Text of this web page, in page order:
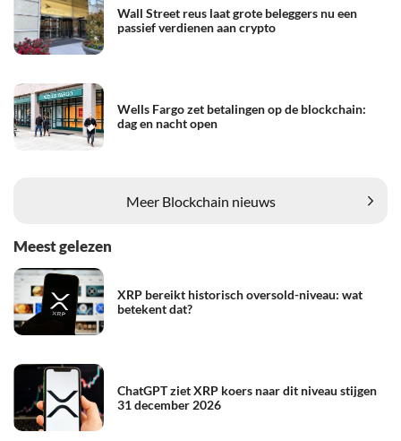
Wall Street reus laat grote beleggers nu een
passief verdienen aan crypto
Wells Fargo zet betalingen op de blockchain:
dag en nacht open
Meer Blockchain nieuws
Meest gelezen
XRP bereikt historisch oversold-niveau: wat
betekent dat?
ChatGPT ziet XRP koers naar dit niveau stijgen
31 december 2026